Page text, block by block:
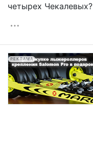
четырех Чекалевых?
РЕКЛАМА